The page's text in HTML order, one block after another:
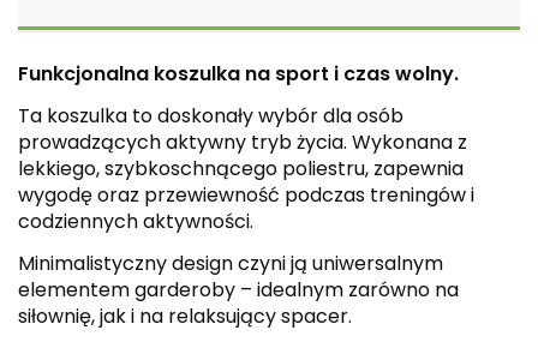
Funkcjonalna koszulka na sport i czas wolny.
Ta koszulka to doskonały wybór dla osób
prowadzących aktywny tryb życia. Wykonana z
lekkiego, szybkoschnącego poliestru, zapewnia
wygodę oraz przewiewność podczas treningów i
codziennych aktywności.
Minimalistyczny design czyni ją uniwersalnym
elementem garderoby – idealnym zarówno na
siłownię, jak i na relaksujący spacer.